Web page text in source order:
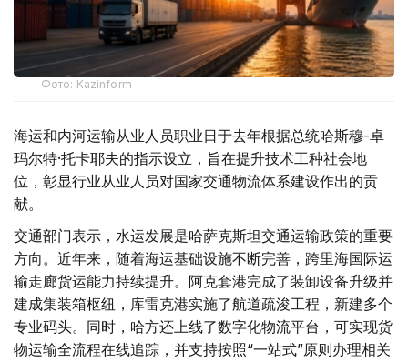
Фото: Kazinform
海运和内河运输从业人员职业日于去年根据总统哈斯穆-卓
玛尔特·托卡耶夫的指示设立，旨在提升技术工种社会地
位，彰显行业从业人员对国家交通物流体系建设作出的贡
献。
交通部门表示，水运发展是哈萨克斯坦交通运输政策的重要
方向。近年来，随着海运基础设施不断完善，跨里海国际运
输走廊货运能力持续提升。阿克套港完成了装卸设备升级并
建成集装箱枢纽，库雷克港实施了航道疏浚工程，新建多个
专业码头。同时，哈方还上线了数字化物流平台，可实现货
物运输全流程在线追踪，并支持按照“一站式”原则办理相关